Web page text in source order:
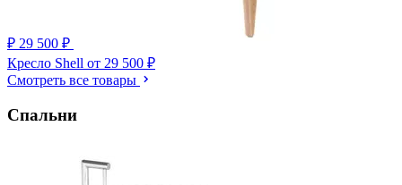
₽ 29 500 ₽
Кресло Shell от 29 500 ₽
Смотреть все товары
Спальни